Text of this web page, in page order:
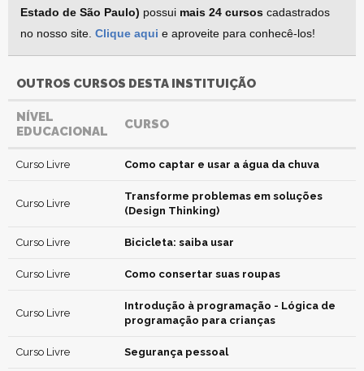
Estado de São Paulo) possui mais 24 cursos cadastrados
no nosso site. Clique aqui e aproveite para conhecê-los!
OUTROS CURSOS DESTA INSTITUIÇÃO
NÍVEL
EDUCACIONAL
CURSO
Curso Livre Como captar e usar a água da chuva
Curso Livre
Transforme problemas em soluções
(Design Thinking)
Curso Livre Bicicleta: saiba usar
Curso Livre Como consertar suas roupas
Curso Livre
Introdução à programação - Lógica de
programação para crianças
Curso Livre Segurança pessoal